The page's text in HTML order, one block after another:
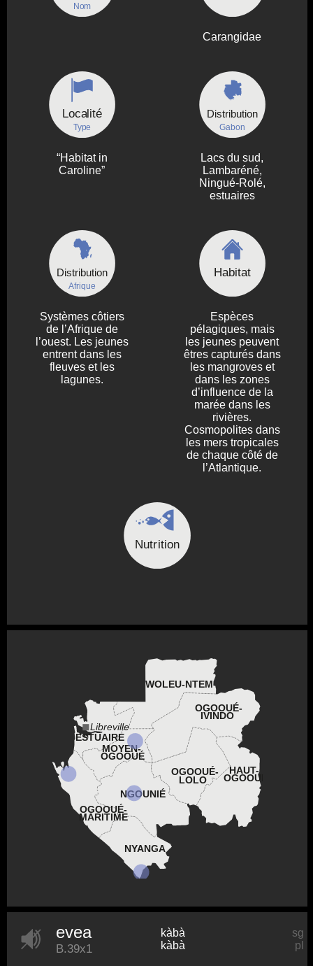
Nom
Carangidae
Localité
Type
“Habitat in
Caroline”
Distribution
Gabon
Lacs du sud,
Lambaréné,
Ningué-Rolé,
estuaires
Distribution
Afrique
Systèmes côtiers
de l’Afrique de
l’ouest. Les jeunes
entrent dans les
fleuves et les
lagunes.
Habitat
Espèces
pélagiques, mais
les jeunes peuvent
êtres capturés dans
les mangroves et
dans les zones
d’influence de la
marée dans les
rivières.
Cosmopolites dans
les mers tropicales
de chaque côté de
l’Atlantique.
Nutrition
NYANGA
OGOOUÉ-
MARITIME
NGOUNIÉ
OGOOUÉ-
LOLO
HAUT-
OGOOUÉ
MOYEN-
OGOOUÉ
ESTUAIRE
OGOOUÉ-
IVINDO
WOLEU-NTEM
Libreville
evea
B.39x1
kàbà
sg
kàbà
pl